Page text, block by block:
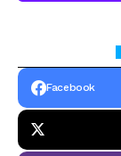
Facebook